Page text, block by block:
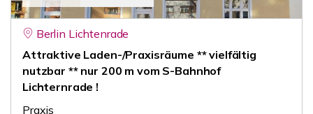
Berlin Lichtenrade
Attraktive Laden-/Praxisräume ** vielfältig
nutzbar ** nur 200 m vom S-Bahnhof
Lichternrade !
Praxis